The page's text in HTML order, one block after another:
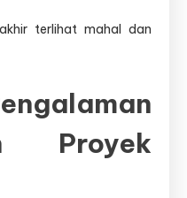
terlihat mahal dan
Proyek